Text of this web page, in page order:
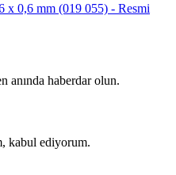
x 0,6 mm (019 055) - Resmi
anında haberdar olun.
kabul ediyorum.